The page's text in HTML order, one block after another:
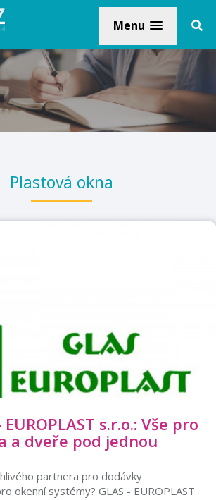
Menu
Plastová okna
EUROPLAST s.r.o.: Vše pro
a dveře pod jednou
partnera pro dodávky
okenní systémy? GLAS - EUROPLAST